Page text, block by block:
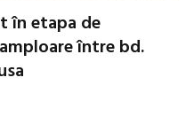
în etapa de
între bd.